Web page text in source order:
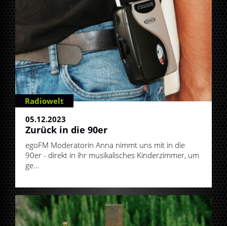
Radiowelt
05.12.2023
Zurück in die 90er
egoFM Moderatorin Anna nimmt uns mit in die
90er - direkt in ihr musikalisches Kinderzimmer, um
ge...